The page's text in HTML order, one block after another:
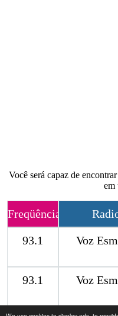
Você será capaz de
em
Freqüência
93.1 Voz
93.1 Voz